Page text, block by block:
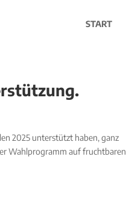
START
2025 unterstützt haben, ganz
Wahlprogramm auf fruchtbaren